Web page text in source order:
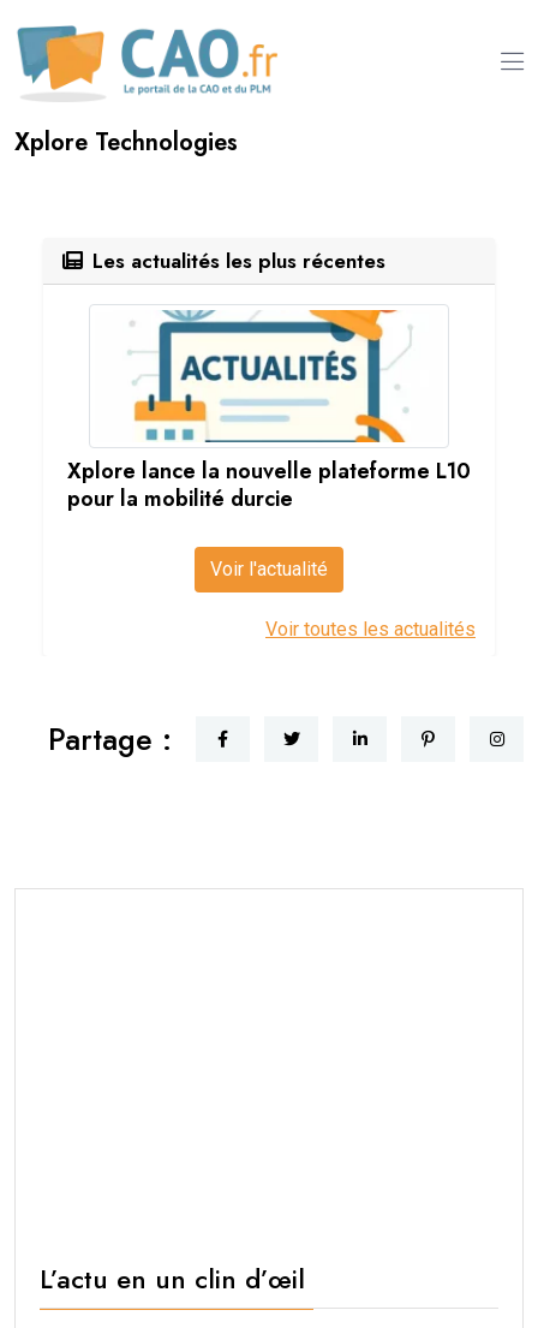
Xplore Technologies
Les actualités les plus récentes
Xplore lance la nouvelle plateforme L10
pour la mobilité durcie
Voir l'actualité
Voir toutes les actualités
Partage :
L’actu en un clin d’œil